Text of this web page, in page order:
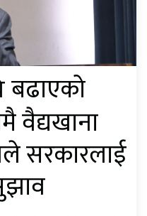
बढाएको
वैद्यखाना
सरकारलाई